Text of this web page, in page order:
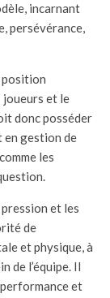
incarnant
persévérance,
position
joueurs et le
donc posséder
en gestion de
les
et les
de
et physique, à
de l’équipe. Il
et